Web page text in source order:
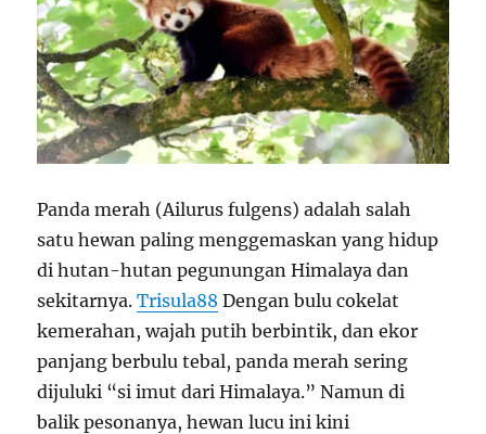
Panda merah (Ailurus fulgens) adalah salah
satu hewan paling menggemaskan yang hidup
di hutan-hutan pegunungan Himalaya dan
sekitarnya.Trisula88 Dengan bulu cokelat
kemerahan, wajah putih berbintik, dan ekor
panjang berbulu tebal, panda merah sering
dijuluki “si imut dari Himalaya.” Namun di
balik pesonanya, hewan lucu ini kini